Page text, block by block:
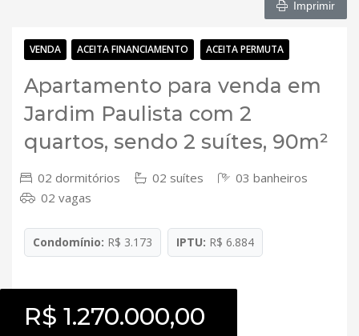
Imprimir
VENDA ACEITA FINANCIAMENTO ACEITA PERMUTA
Apartamento para venda em
Jardim Paulista com 2
quartos, sendo 2 suítes, 90m²
02 dormitórios 02 suítes
03 banheiros
02 vagas
Condomínio: R$ 3.173 IPTU: R$ 6.884
R$ 1.270.000,00